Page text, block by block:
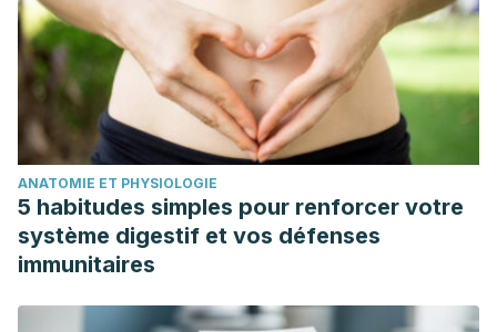
ANATOMIE ET PHYSIOLOGIE
5 habitudes simples pour renforcer votre
système digestif et vos défenses
immunitaires